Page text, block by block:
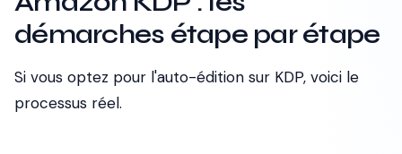
démarches étape par étape
Si vous optez pour l'auto-édition sur KDP, voici le
processus réel.